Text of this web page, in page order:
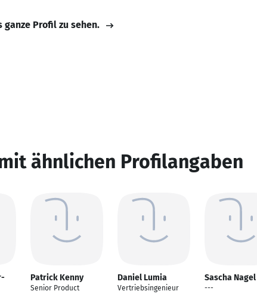
ganze Profil zu sehen.
ähnlichen Profilangaben
Patrick Kenny
Senior Product
Daniel Lumia
Vertriebsingenieur
Sascha Nagel
---